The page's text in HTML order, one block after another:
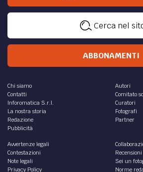
Cerca nel
ABBONAMENTI
Chi siamo
Contatti
Inforomatica S.r.l.
La nostra storia
Redazione
Pubblicità
Autori
Comitato
Curatori
Fotografi
Partner
Avvertenze legali
Contestazioni
Note legali
Privacy Policy
Recensioni
Sei un
Norme